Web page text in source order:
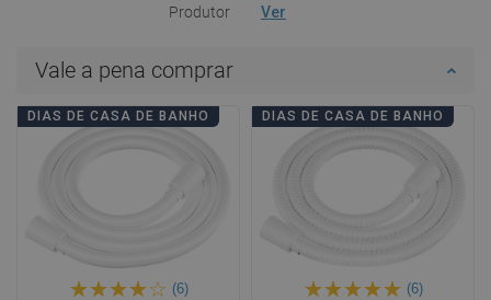
Produtor Ver
Vale a pena comprar
DIAS DE CASA DE BANHO
(6)
DIAS DE CASA DE BANHO
(6)